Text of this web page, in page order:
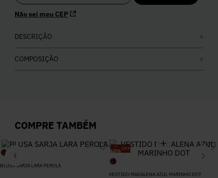
Não sei meu CEP
DESCRIÇÃO
COMPOSIÇÃO
COMPRE TAMBÉM
BLUSA SARJA LARA PEROLA
-
60%OFF
VESTIDO MADALENA AZUL MARINHO DOT
8º Calça Jeans